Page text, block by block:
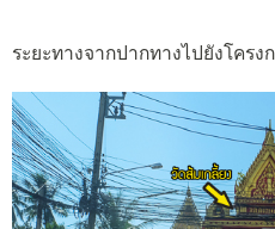
ระยะทางจากปากทางไปยังโคร